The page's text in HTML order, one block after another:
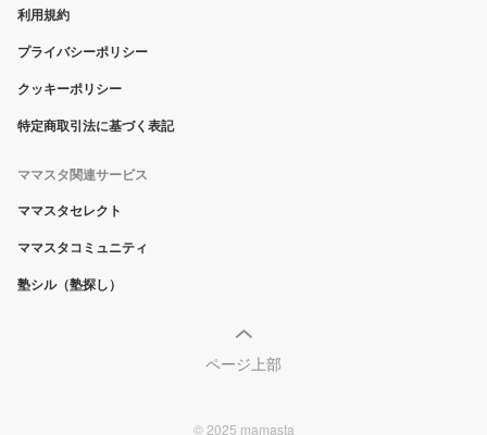
利用規約
プライバシーポリシー
クッキーポリシー
特定商取引法に基づく表記
ママスタ関連サービス
ママスタセレクト
ママスタコミュニティ
塾シル（塾探し）
ページ上部
© 2025 mamasta